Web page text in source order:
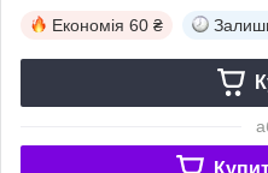
Економія 60 ₴